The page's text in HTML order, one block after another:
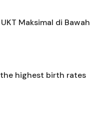
Maksimal di Bawah
highest birth rates